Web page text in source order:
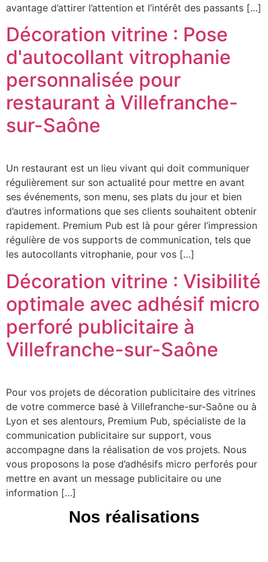
avantage d’attirer l’attention et l’intérêt des passants […]
Décoration vitrine : Pose
d'autocollant vitrophanie
personnalisée pour
restaurant à Villefranche-
sur-Saône
Un restaurant est un lieu vivant qui doit communiquer
régulièrement sur son actualité pour mettre en avant
ses événements, son menu, ses plats du jour et bien
d’autres informations que ses clients souhaitent obtenir
rapidement. Premium Pub est là pour gérer l’impression
régulière de vos supports de communication, tels que
les autocollants vitrophanie, pour vos […]
Décoration vitrine : Visibilité
optimale avec adhésif micro
perforé publicitaire à
Villefranche-sur-Saône
Pour vos projets de décoration publicitaire des vitrines
de votre commerce basé à Villefranche-sur-Saône ou à
Lyon et ses alentours, Premium Pub, spécialiste de la
communication publicitaire sur support, vous
accompagne dans la réalisation de vos projets. Nous
vous proposons la pose d’adhésifs micro perforés pour
mettre en avant un message publicitaire ou une
information […]
Nos réalisations